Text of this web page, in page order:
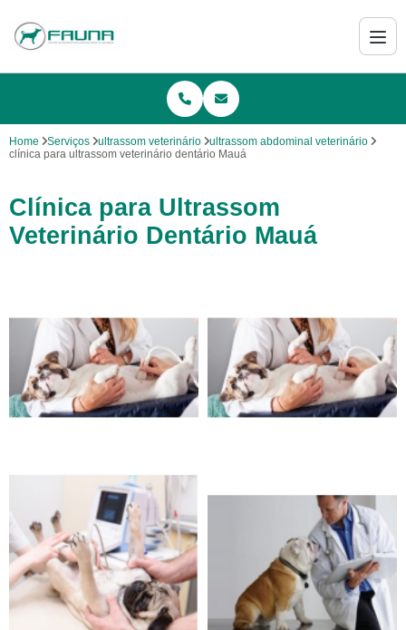
Home Serviços ultrassom veterinário
ultrassom abdominal veterinário
clínica para ultrassom veterinário dentário Mauá
Clínica para Ultrassom
Veterinário Dentário Mauá